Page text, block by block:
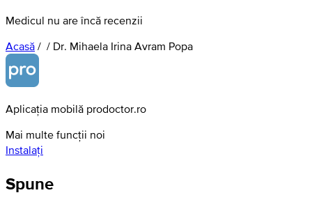
Medicul nu are încă recenzii
Acasă / / Dr. Mihaela Irina Avram Popa
Aplicația mobilă prodoctor.ro
Mai multe funcții noi
Instalați
Spune